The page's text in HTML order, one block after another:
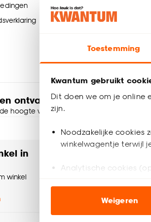
Toestemming
Kwantum gebruikt
Dit doen we om je online
zijn.
Noodzakelijke cookies
winkelwagentje terwijl
Analytische cookies
ook buiten deWeigeren
Direct
ontvang € 5,- korting op je
hoogte van leuke aanbiedingen, inspiratie
Shop online of
in
winkel
Neem